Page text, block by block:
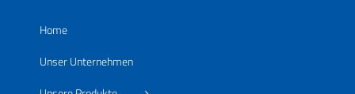
Home
Unser Unternehmen